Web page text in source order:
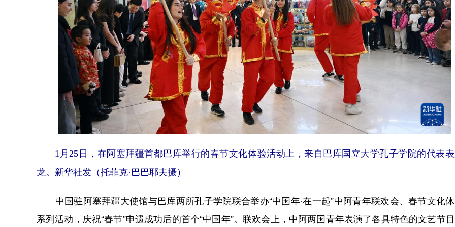
1月25日，在阿塞拜疆首都巴库举行的春节文化体验活动上，来自巴库国立大学孔子学院的代表
龙。新华社发（托菲克·巴巴耶夫摄）
中国驻阿塞拜疆大使馆与巴库两所孔子学院联合举办“中国年·在一起”中阿青年联欢会、春节文化
系列活动，庆祝“春节”申遗成功后的首个“中国年”。联欢会上，中阿两国青年表演了各具特色的文艺节